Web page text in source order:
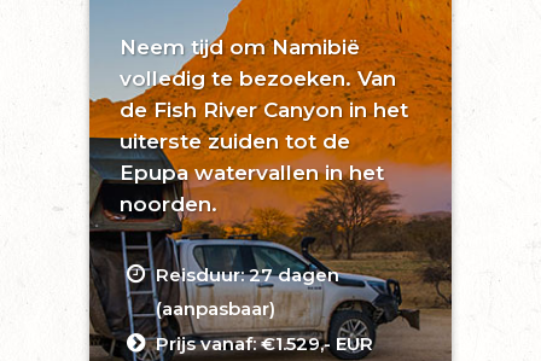
Neem tijd om Namibië
volledig te bezoeken. Van
de Fish River Canyon in het
uiterste zuiden tot de
Epupa watervallen in het
noorden.
Reisduur: 27 dagen
(aanpasbaar)
Prijs vanaf: €1.529,- EUR